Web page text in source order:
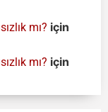
mı? için
mı? için